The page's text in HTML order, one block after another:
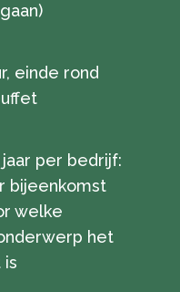
einde rond
per bedrijf:
bijeenkomst
welke
het
is